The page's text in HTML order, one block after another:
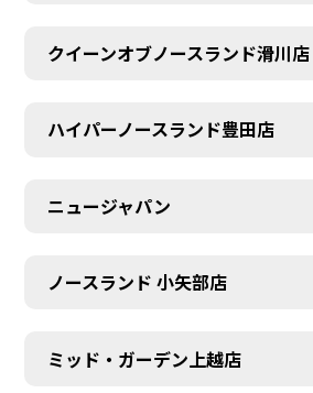
クイーンオブノースランド滑川店
ハイパーノースランド豊田店
ニュージャパン
ノースランド 小矢部店
ミッド・ガーデン上越店